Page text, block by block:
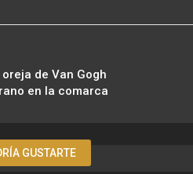
de Van Gogh
en la comarca
GUSTARTE